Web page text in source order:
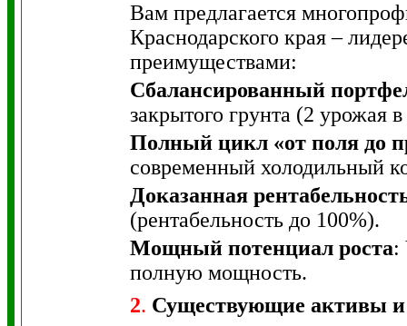
Вам предлагается
Краснодарского края –
преимуществами:
Сбалансированный
закрытого грунта (2 урожая
Полный цикл «от поля до
современный холодильный
Доказанная
(рентабельность до 100%).
Мощный потенциал роста:
полную мощность.
2. Существующие активы